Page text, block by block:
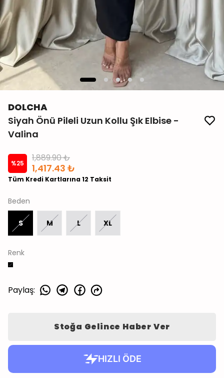
DOLCHA
Siyah Önü Pileli Uzun Kollu Şık Elbise -
Valina
%25 1,889.90 ₺
1,417.43 ₺
Tüm Kredi Kartlarına 12 Taksit
Beden
S M L XL
Renk
Paylaş:
Stoğa Gelince Haber Ver